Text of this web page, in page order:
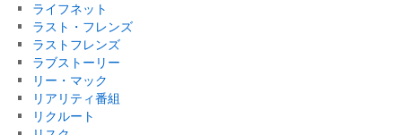
ライフネット
ラスト・フレンズ
ラストフレンズ
ラブストーリー
リー・マック
リアリティ番組
リクルート